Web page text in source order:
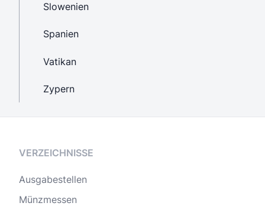
Slowenien
Spanien
Vatikan
Zypern
VERZEICHNISSE
Ausgabestellen
Münzmessen